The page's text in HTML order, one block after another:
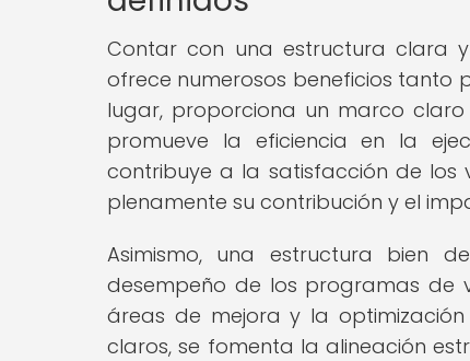
Contar con una estructura clara
ofrece numerosos beneficios tanto
lugar, proporciona un marco
promueve la eficiencia en la
contribuye a la satisfacción de
plenamente su contribución y el
Asimismo, una estructura bien
desempeño de los programas de
áreas de mejora y la optimización
claros, se fomenta la alineación